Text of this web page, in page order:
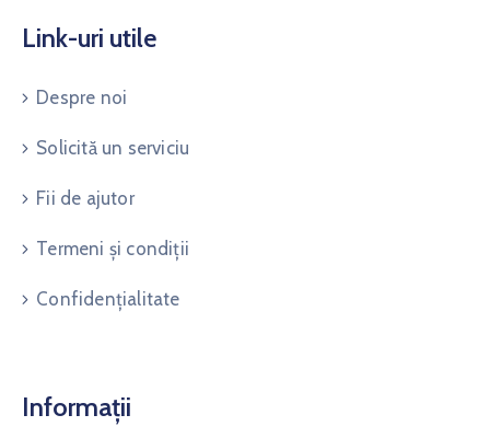
Link-uri utile
Despre noi
Solicită un serviciu
Fii de ajutor
Termeni și condiții
Confidențialitate
Informații